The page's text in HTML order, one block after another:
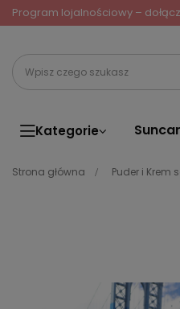
Program lojalnościowy –
Kategorie
Strona główna Puder i Krem